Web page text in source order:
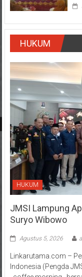
HUKUM
HUKUM
JMSI Lampung
Suryo Wibowo
Agustus 5, 2026
Linkarutama.com –
Indonesia (Pengda